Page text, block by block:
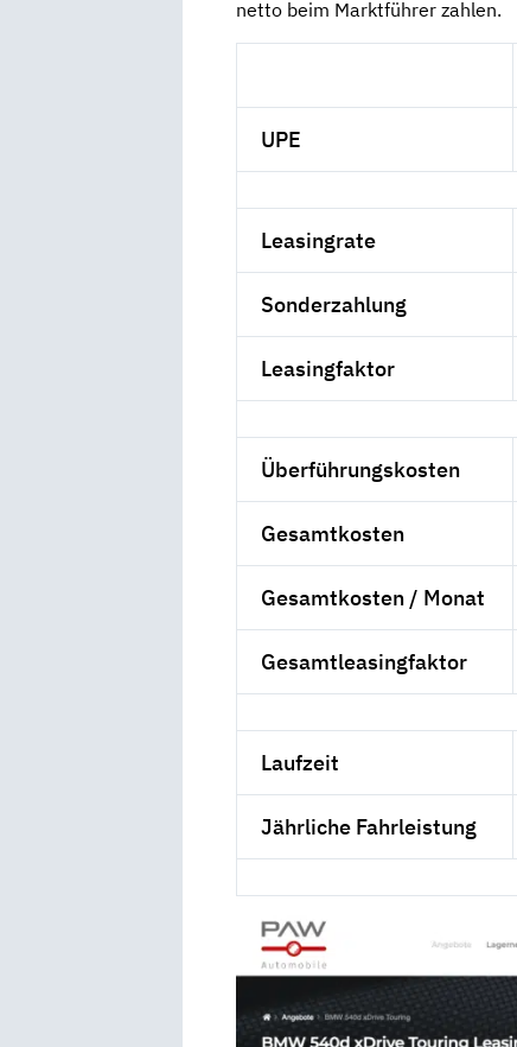
netto beim Marktführer zahlen.
UPE
Leasingrate
Sonderzahlung
Leasingfaktor
Überführungskosten
Gesamtkosten
Gesamtkosten / Monat
Gesamtleasingfaktor
Laufzeit
Jährliche Fahrleistung